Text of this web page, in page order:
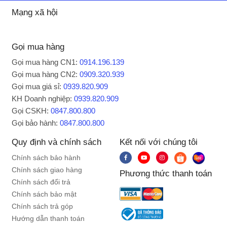
nước luôn sạch và an toàn cho sức khỏe.
Thông Số Kỹ Thuật Của Máy nóng lạnh
Toshiba RWF-W1669BV (W1)
Công suất hoạt động: 520W (trong đó làm
nóng 400W – làm lạnh 100W)
Nhiệt độ nước: Làm nóng từ 85 – 95°C, làm
lạnh từ 6 – 8°C
Chất liệu bình chứa: Inox 304 cao cấp
Hệ thống làm lạnh: Sử dụng Block (máy nén)
cho độ lạnh sâu
Tiện ích bổ sung: Đèn báo thông minh, khoang
chứa ly tách, nút khoá an toàn và chế độ tự ngắt
điện khi quá tải
Khối lượng: 15.8 kg
Kết nối với chúng tôi
Phương thức thanh toán
Gọi mua hàng
Gọi mua hàng CN1:0914.196.139
Gọi mua hàng CN2:0909.320.939
Gọi mua giá sỉ:0939.820.909
KH Doanh nghiệp:0939.820.909
Gọi CSKH:0847.800.800
Gọi bảo hành:0847.800.800
Quy định và chính sách
Chính sách bảo hành
Chính sách giao hàng
Chính sách đổi trả
Chính sách bảo mật
Chính sách trả góp
Hướng dẫn thanh toán
Mạng xã hội